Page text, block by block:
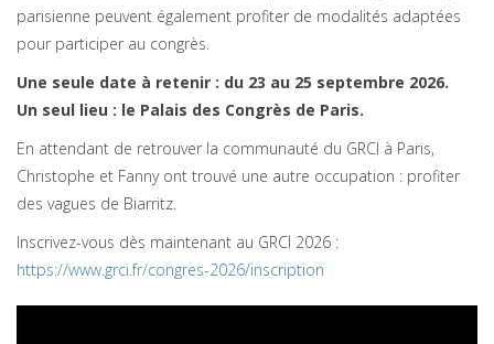
parisienne peuvent également profiter de modalités adaptées
pour participer au congrès.
Une seule date à retenir : du 23 au 25 septembre 2026.
Un seul lieu : le Palais des Congrès de Paris.
En attendant de retrouver la communauté du GRCI à Paris,
Christophe et Fanny ont trouvé une autre occupation : profiter
des vagues de Biarritz.
Inscrivez-vous dès maintenant au GRCI 2026 :
https://www.grci.fr/congres-2026/inscription